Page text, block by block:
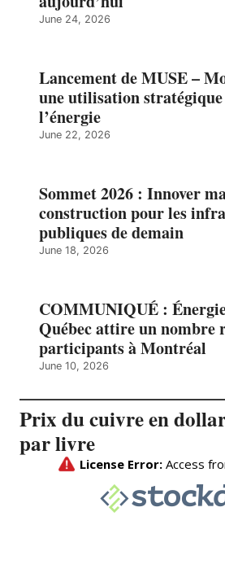
June 24, 2026
Lancement de MUSE –
une utilisation stratégique
l’énergie
June 22, 2026
Sommet 2026 : Innover
construction pour les
publiques de demain
June 18, 2026
COMMUNIQUÉ :
Québec attire un nombre
participants à Montréal
June 10, 2026
Prix du cuivre en
par livre